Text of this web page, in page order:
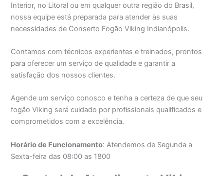
Interior, no Litoral ou em qualquer outra região do Brasil,
nossa equipe está preparada para atender às suas
necessidades de Conserto Fogão Viking Indianópolis.
Contamos com técnicos experientes e treinados, prontos
para oferecer um serviço de qualidade e garantir a
satisfação dos nossos clientes.
Agende um serviço conosco e tenha a certeza de que seu
fogão Viking será cuidado por profissionais qualificados e
comprometidos com a excelência.
Horário de Funcionamento: Atendemos de Segunda a
Sexta-feira das 08:00 as 1800